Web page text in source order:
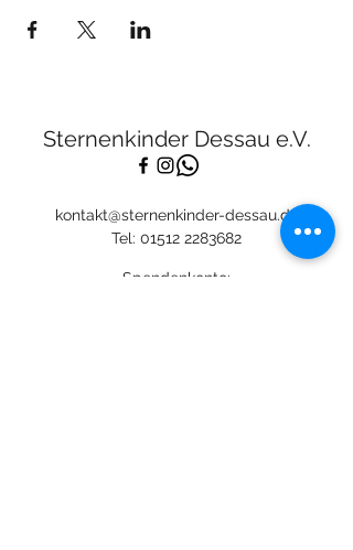
Sternenkinder Dessau e.V.
Tel: 01512 2283682
kontakt@sternenkinder-dessau.de
Spendenkonto: